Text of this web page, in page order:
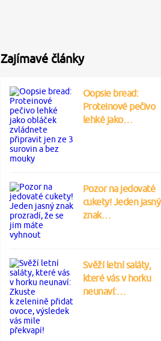
Zajímavé články
Oopsie bread:
Proteinové pečivo
lehké jako…
Pozor na jedovaté
cukety! Jeden jasný
znak…
Svěží letní saláty,
které vás v horku
neunaví:…